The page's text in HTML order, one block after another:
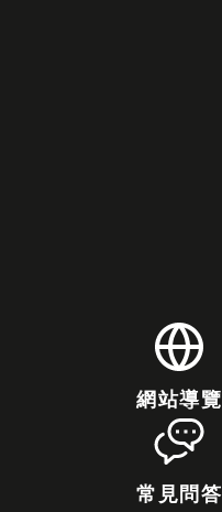
網站導覽
常見問答